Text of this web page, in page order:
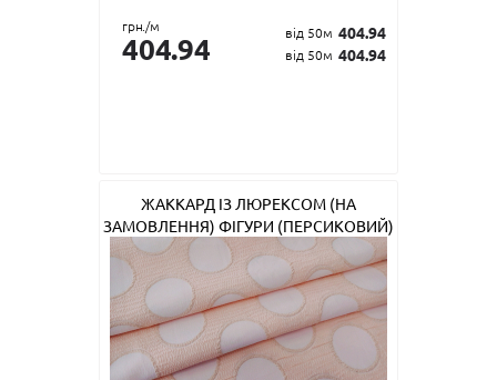
грн./м
404.94 від 50м 404.94
від 50м 404.94
ЖАККАРД ІЗ ЛЮРЕКСОМ (НА
ЗАМОВЛЕННЯ) ФІГУРИ (ПЕРСИКОВИЙ)